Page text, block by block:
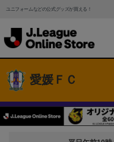
ユニフォームなどの公式グッズが買える！
愛媛ＦＣ